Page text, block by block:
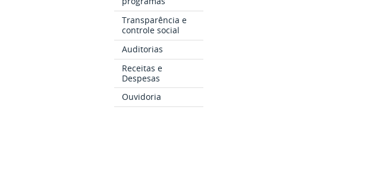
Transparência e
controle social
Auditorias
Receitas e
Despesas
Ouvidoria